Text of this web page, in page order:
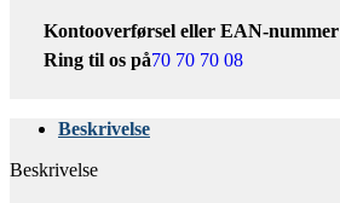
Kontooverførsel eller EAN-nummer
Ring til os på70 70 70 08
Beskrivelse
Beskrivelse